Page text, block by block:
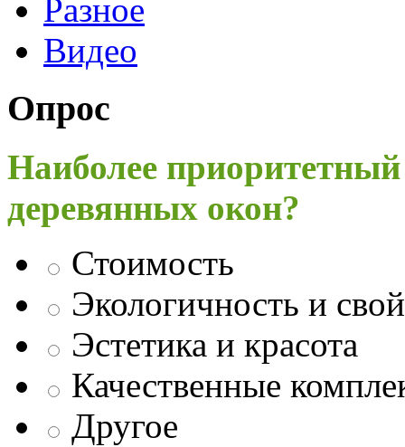
Разное
Видео
Опрос
Наиболее
деревянных окон?
Стоимость
Экологичность и
Эстетика и красота
Качественные
Другое